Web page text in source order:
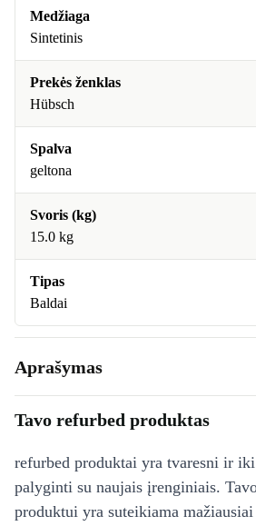
Medžiaga
Sintetinis
Prekės ženklas
Hübsch
Spalva
geltona
Svoris (kg)
15.0 kg
Tipas
Baldai
Aprašymas
Tavo refurbed produktas
refurbed produktai yra tvaresni ir
palyginti su naujais įrenginiais.
produktui yra suteikiama